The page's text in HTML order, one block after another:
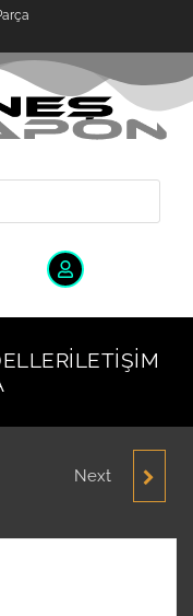
İLETIŞIM
ACCENTNext